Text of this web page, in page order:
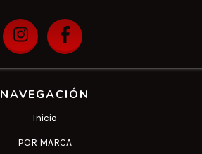
NAVEGACIÓN
Inicio
POR MARCA